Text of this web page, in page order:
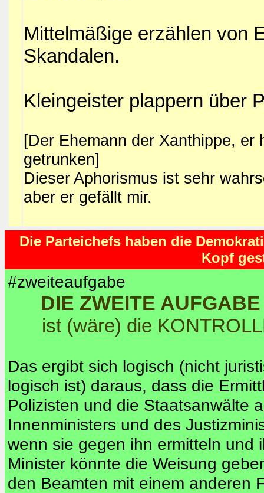
Mittelmäßige erzählen von
Skandalen.
Kleingeister plappern über
[Der Ehemann der Xanthippe,
getrunken]
Dieser Aphorismus ist sehr
aber er gefällt mir.
Die Parteichefs haben die
Kopf
#zweiteaufgabe
DIE ZWEITE
ist (wäre) die
Das ergibt sich logisch (nicht
logisch ist) daraus, dass die
Polizisten und die Staatsanwälte
Innenministers und des
wenn sie gegen ihn ermitteln und
Minister könnte die Weisung
den Beamten mit einem anderen